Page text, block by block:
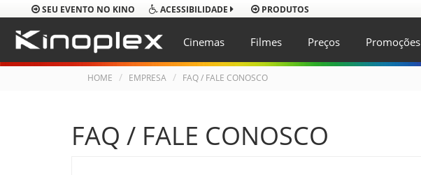
SEU EVENTO NO KINO ACESSIBILIDADE PRODUTOS
Cinemas Filmes Preços Promoções
HOME EMPRESA FAQ / FALE CONOSCO
FAQ / FALE CONOSCO